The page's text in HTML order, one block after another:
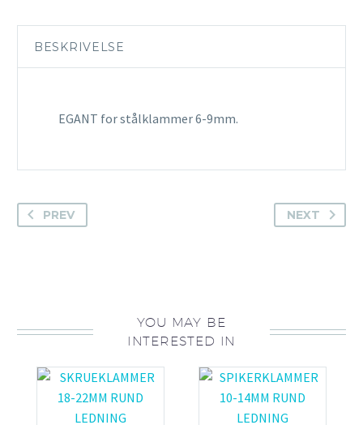
BESKRIVELSE
EGANT for stålklammer 6-9mm.
PREV NEXT
YOU MAY BE
INTERESTED IN